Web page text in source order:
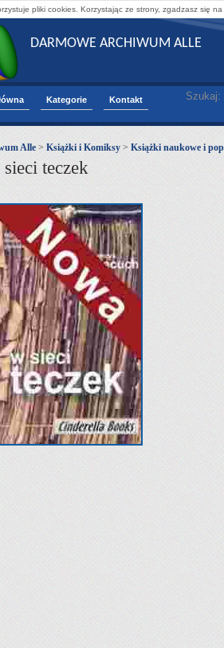
pliki cookies. Korzystając ze strony, zgadzasz się
DARMOWE ARCHIWUM ALLE
Kategorie Kontakt Szukaj:
Alle > Książki i Komiksy > Książki naukowe i
teczek